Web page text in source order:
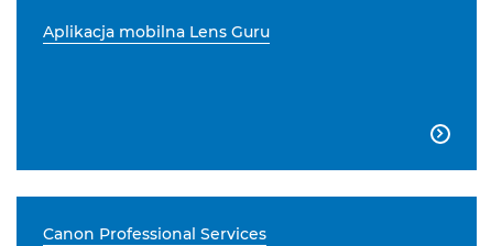
Aplikacja mobilna Lens Guru

Canon Professional Services